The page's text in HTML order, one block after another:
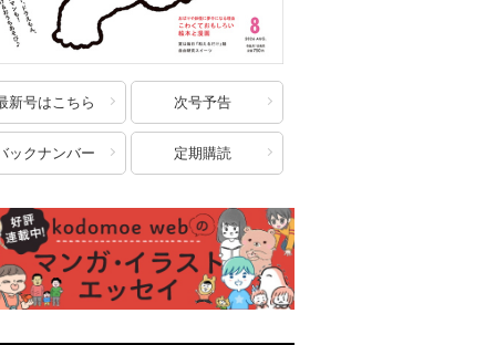
新号はこちら 次号予告
ックナンバー 定期購読